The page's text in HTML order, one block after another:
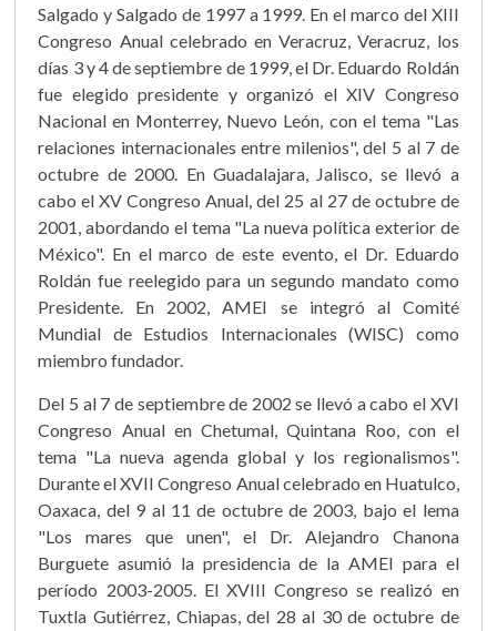
Salgado y Salgado de 1997 a 1999. En el marco del XIII
Congreso Anual celebrado en Veracruz, Veracruz, los
días 3 y 4 de septiembre de 1999, el Dr. Eduardo Roldán
fue elegido presidente y organizó el XIV Congreso
Nacional en Monterrey, Nuevo León, con el tema "Las
relaciones internacionales entre milenios", del 5 al 7 de
octubre de 2000. En Guadalajara, Jalisco, se llevó a
cabo el XV Congreso Anual, del 25 al 27 de octubre de
2001, abordando el tema "La nueva política exterior de
México". En el marco de este evento, el Dr. Eduardo
Roldán fue reelegido para un segundo mandato como
Presidente. En 2002, AMEI se integró al Comité
Mundial de Estudios Internacionales (WISC) como
miembro fundador.
Del 5 al 7 de septiembre de 2002 se llevó a cabo el XVI
Congreso Anual en Chetumal, Quintana Roo, con el
tema "La nueva agenda global y los regionalismos".
Durante el XVII Congreso Anual celebrado en Huatulco,
Oaxaca, del 9 al 11 de octubre de 2003, bajo el lema
"Los mares que unen", el Dr. Alejandro Chanona
Burguete asumió la presidencia de la AMEI para el
período 2003-2005. El XVIII Congreso se realizó en
Tuxtla Gutiérrez, Chiapas, del 28 al 30 de octubre de